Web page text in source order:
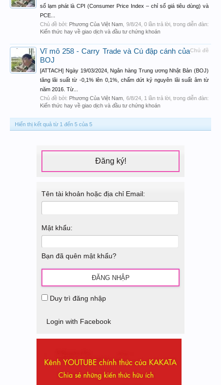
số lạm phát là CPI (Consumer Price Index – chỉ số giá tiêu dùng) và
PCE...
Chủ đề bởi: Phương Của Việt Nam 9/8/24, 0 lần trả lời, trong diễn đàn:
Kiến thức hay về giao dịch và đầu tư chứng khoán
Chủ đề
Vĩ mô 258 - Carry Trade và Cú đập cánh của
BOJ
[ATTACH] Ngày 19/03/2024, Ngân hàng Trung ương Nhật Bản (BOJ)
tăng lãi suất từ -0,1% lên 0,1%, chấm dứt kỷ nguyên lãi suất âm từ
năm 2016. Từ...
Chủ đề bởi: Phương Của Việt Nam 6/8/24, 1 lần trả lời, trong diễn đàn:
Kiến thức hay về giao dịch và đầu tư chứng khoán
Hiển thị kết quả từ 1 đến 5 của 5
Đăng ký!
Tên tài khoản hoặc địa chỉ Email:
Mật khẩu:
Bạn đã quên mật khẩu?
Duy trì đăng nhập
Login with Facebook